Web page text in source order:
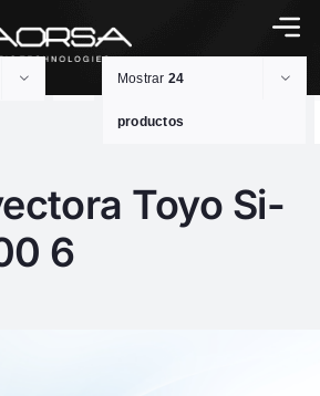
Mostrar 24
productos
Toyo Si-
6